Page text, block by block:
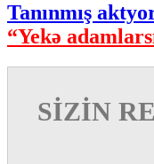
Tanınmış
“Yekə
SİZİN